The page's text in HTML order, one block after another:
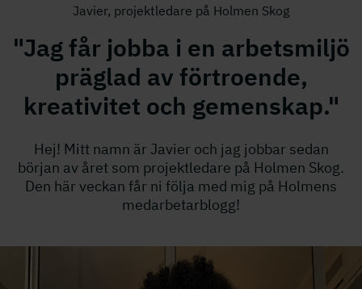
Javier, projektledare på Holmen Skog
"Jag får jobba i en arbetsmiljö
präglad av förtroende,
kreativitet och gemenskap."
Hej! Mitt namn är Javier och jag jobbar sedan
början av året som projektledare på Holmen Skog.
Den här veckan får ni följa med mig på Holmens
medarbetarblogg!